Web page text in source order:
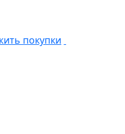
покупки